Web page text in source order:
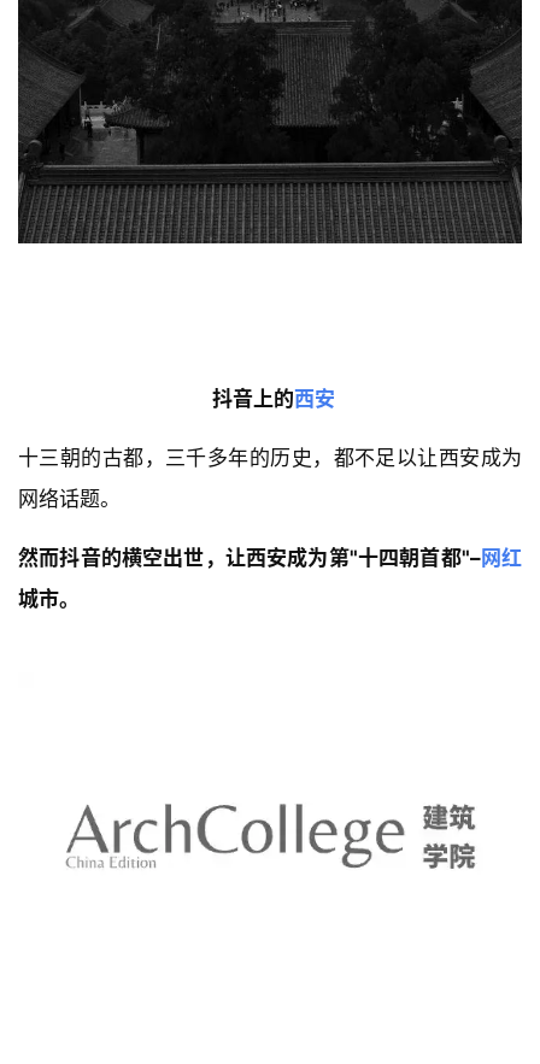
抖音上的西安
十三朝的古都，三千多年的历史，都不足以让西安成为
网络话题。
然而抖音的横空出世，让西安成为第"十四朝首都"–网红
城市。